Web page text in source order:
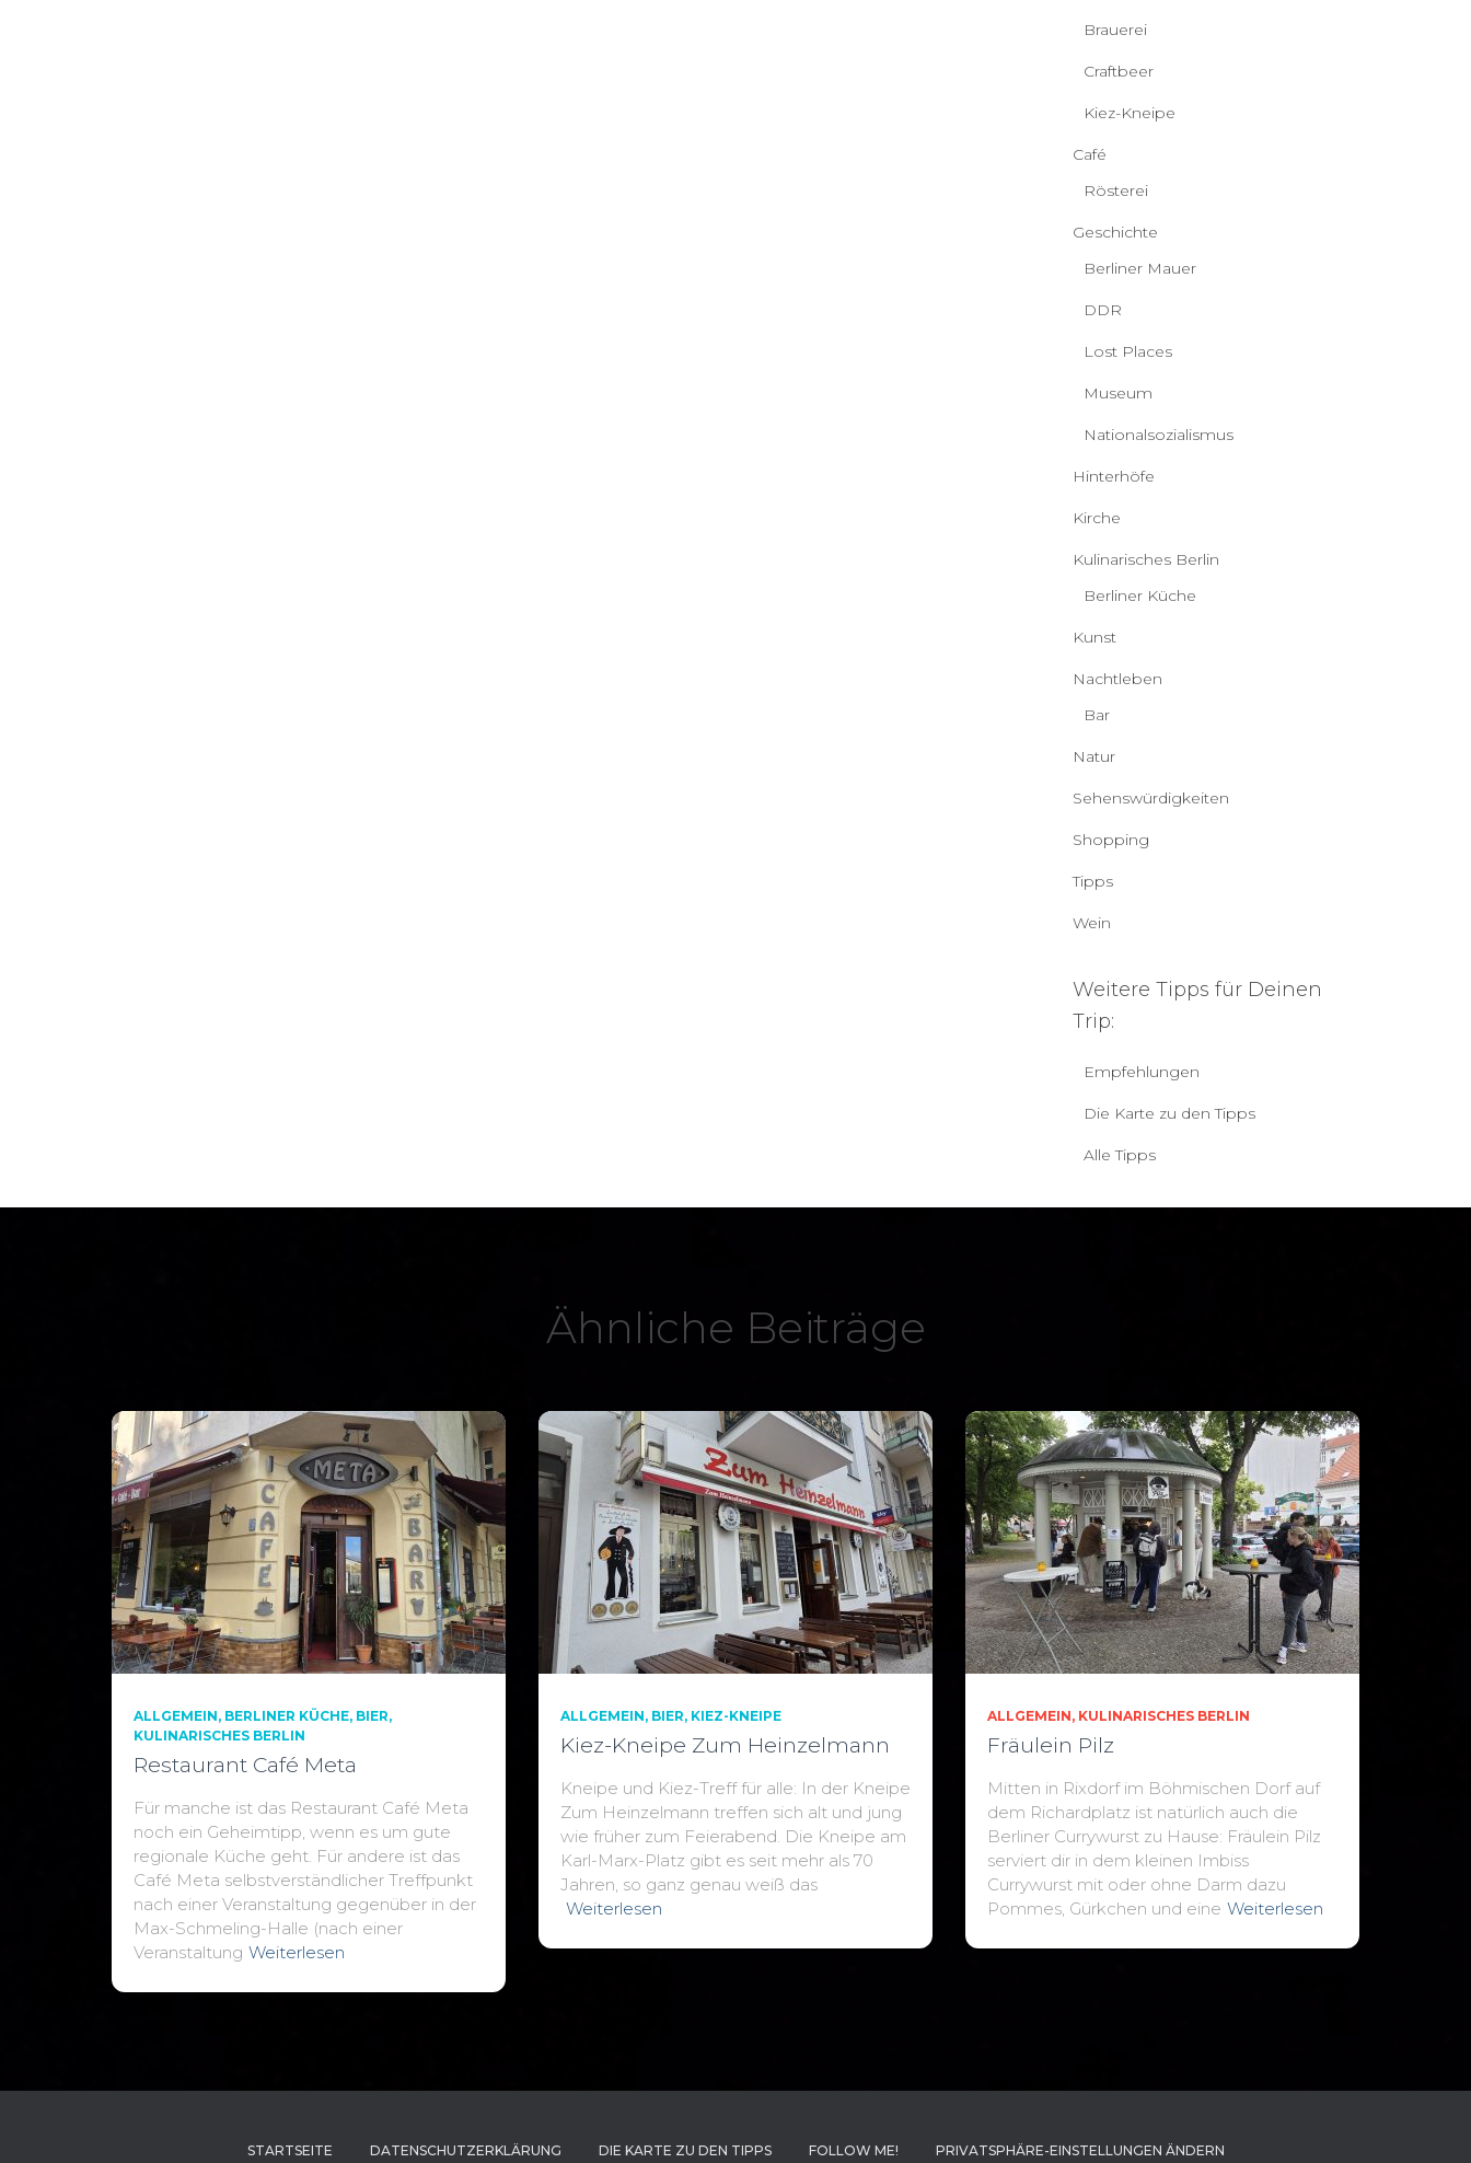
Brauerei
Craftbeer
Kiez-Kneipe
Café
Rösterei
Geschichte
Berliner Mauer
DDR
Lost Places
Museum
Nationalsozialismus
Hinterhöfe
Kirche
Kulinarisches Berlin
Berliner Küche
Kunst
Nachtleben
Bar
Natur
Sehenswürdigkeiten
Shopping
Tipps
Wein
Weitere Tipps für Deinen
Trip:
Empfehlungen
Die Karte zu den Tipps
Alle Tipps
Ähnliche Beiträge
ALLGEMEIN BERLINER KÜCHE BIER
KULINARISCHES BERLIN
Restaurant Café Meta
Für manche ist das Restaurant Café Meta
noch ein Geheimtipp, wenn es um gute
regionale Küche geht. Für andere ist das
Café Meta selbstverständlicher Treffpunkt
nach einer Veranstaltung gegenüber in der
Max-Schmeling-Halle (nach einer
Veranstaltung Weiterlesen
ALLGEMEIN BIER KIEZ-KNEIPE
Kiez-Kneipe Zum Heinzelmann
Kneipe und Kiez-Treff für alle: In der Kneipe
Zum Heinzelmann treffen sich alt und jung
wie früher zum Feierabend. Die Kneipe am
Karl-Marx-Platz gibt es seit mehr als 70
Jahren, so ganz genau weiß das
Weiterlesen
ALLGEMEIN KULINARISCHES BERLIN
Fräulein Pilz
Mitten in Rixdorf im Böhmischen Dorf auf
dem Richardplatz ist natürlich auch die
Berliner Currywurst zu Hause: Fräulein Pilz
serviert dir in dem kleinen Imbiss
Currywurst mit oder ohne Darm dazu
Pommes, Gürkchen und eine Weiterlesen
STARTSEITE DATENSCHUTZERKLÄRUNG DIE KARTE ZU DEN TIPPS FOLLOW ME! PRIVATSPHÄRE-EINSTELLUNGEN ÄNDERN